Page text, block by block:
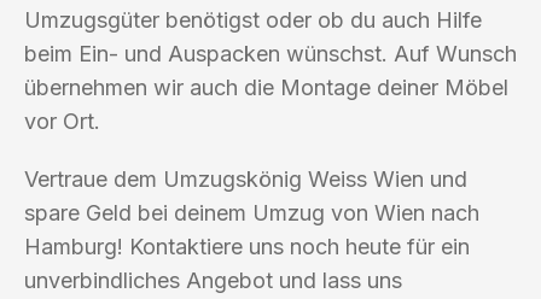
Umzugsgüter benötigst oder ob du auch Hilfe
beim Ein- und Auspacken wünschst. Auf Wunsch
übernehmen wir auch die Montage deiner Möbel
vor Ort.
Vertraue dem Umzugskönig Weiss Wien und
spare Geld bei deinem Umzug von Wien nach
Hamburg! Kontaktiere uns noch heute für ein
unverbindliches Angebot und lass uns